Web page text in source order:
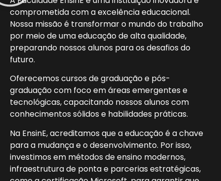
comprometida com a excelência educacional.
Nossa missão é transformar o mundo do trabalho
por meio de uma educação de alta qualidade,
preparando nossos alunos para os desafios do
futuro.
Oferecemos cursos de graduação e pós-
graduação com foco em áreas emergentes e
tecnológicas, capacitando nossos alunos com
conhecimentos sólidos e habilidades práticas.
Na EnsinE, acreditamos que a educação é a chave
para a mudança e o desenvolvimento. Por isso,
investimos em métodos de ensino modernos,
infraestrutura de ponta e parcerias estratégicas,